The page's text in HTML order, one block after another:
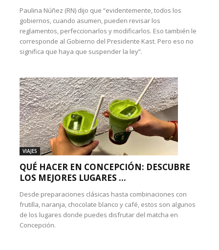
Paulina Núñez (RN) dijo que “evidentemente, todos los
gobiernos, cuando asumen, pueden revisar los
reglamentos, perfeccionarlos y modificarlos. Eso también le
corresponde al Gobierno del Presidente Kast. Pero eso no
significa que haya que suspender la ley”.
VIAJES
QUÉ HACER EN CONCEPCIÓN: DESCUBRE
LOS MEJORES LUGARES ...
Desde preparaciones clásicas hasta combinaciones con
frutilla, naranja, chocolate blanco y café, estos son algunos
de los lugares donde puedes disfrutar del matcha en
Concepción.